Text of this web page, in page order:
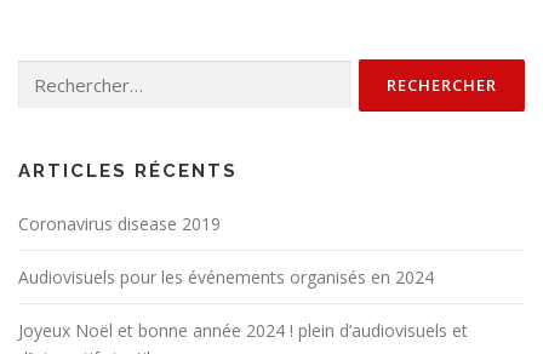
ARTICLES RÉCENTS
Coronavirus disease 2019
Audiovisuels pour les événements organisés en 2024
Joyeux Noël et bonne année 2024 ! plein d’audiovisuels et